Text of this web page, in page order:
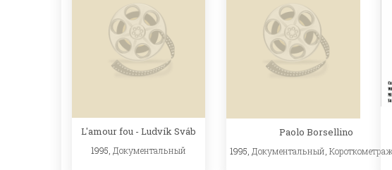
L'amour fou - Ludvík Sváb
1995, Документальный
Paolo Borsellino
1995, Документальный